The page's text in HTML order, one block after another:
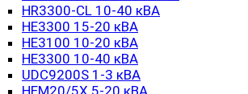
HR3300-CL 10-40 кВА
HE3300 15-20 кВА
HE3100 10-20 кВА
HE3300 10-40 кВА
UDC9200S 1-3 кВА
HEM20/5X 5-20 кВА